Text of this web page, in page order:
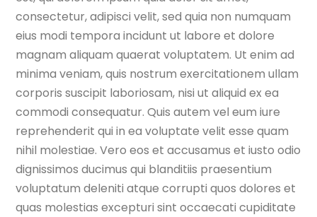
consectetur, adipisci velit, sed quia non numquam
eius modi tempora incidunt ut labore et dolore
magnam aliquam quaerat voluptatem. Ut enim ad
minima veniam, quis nostrum exercitationem ullam
corporis suscipit laboriosam, nisi ut aliquid ex ea
commodi consequatur. Quis autem vel eum iure
reprehenderit qui in ea voluptate velit esse quam
nihil molestiae. Vero eos et accusamus et iusto odio
dignissimos ducimus qui blanditiis praesentium
voluptatum deleniti atque corrupti quos dolores et
quas molestias excepturi sint occaecati cupiditate